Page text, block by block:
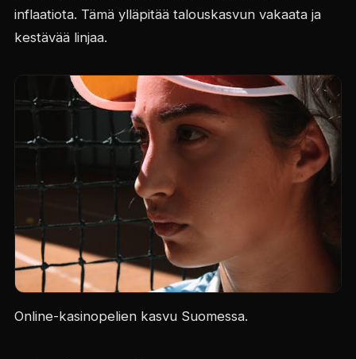
inflaatiota. Tämä ylläpitää talouskasvun vakaata ja
kestävää linjaa.
Online-kasinopelien kasvu Suomessa.